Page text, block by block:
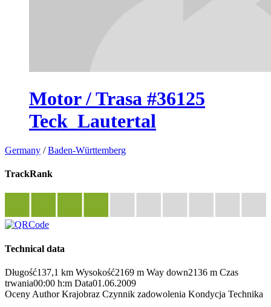
Motor / Trasa #36125
Teck_Lautertal
Germany /Baden-Württemberg
TrackRank
Technical data
Długość137,1 km Wysokość2169 m Way down2136 m Czas
trwania00:00 h:m Data01.06.2009
Oceny Author Krajobraz Czynnik zadowolenia Kondycja Technika